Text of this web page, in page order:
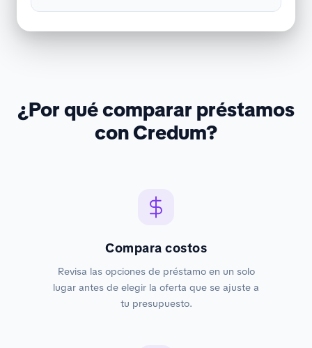
¿Por qué comparar préstamos
con Credum?
Compara costos
Revisa las opciones de préstamo en un solo
lugar antes de elegir la oferta que se ajuste a
tu presupuesto.